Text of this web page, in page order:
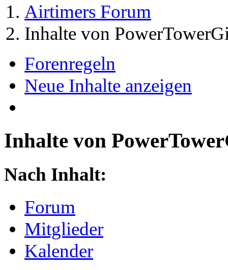
Airtimers Forum
Inhalte von
Forenregeln
Neue Inhalte anzeigen
Inhalte von
Nach Inhalt:
Forum
Mitglieder
Kalender